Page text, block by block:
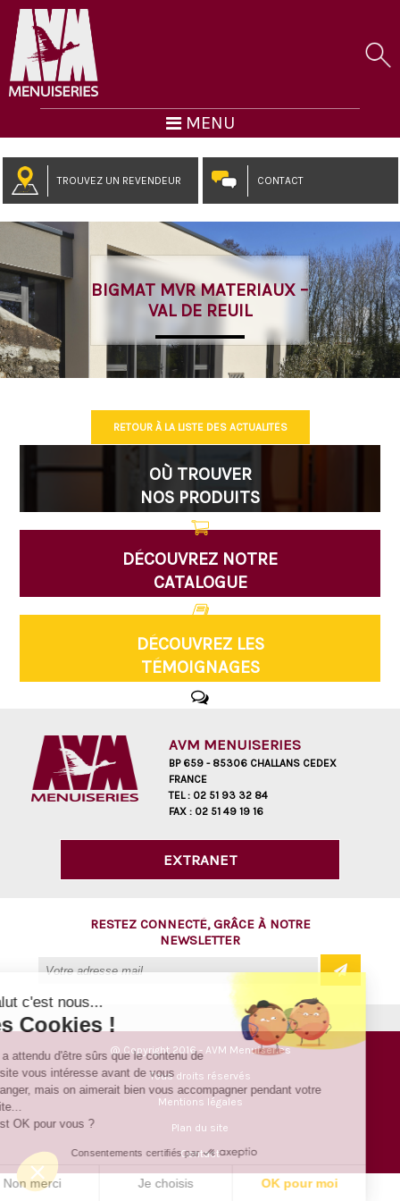
MENU
TROUVEZ UN REVENDEUR CONTACT
BIGMAT MVR MATERIAUX –
VAL DE REUIL
RETOUR À LA LISTE DES ACTUALITÉS
OÙ TROUVER
NOS PRODUITS
DÉCOUVREZ NOTRE
CATALOGUE
DÉCOUVREZ LES
TÉMOIGNAGES
AVM MENUISERIES
BP 659 - 85306 CHALLANS CEDEX
FRANCE
TEL : 02 51 93 32 84
FAX : 02 51 49 19 16
EXTRANET
RESTEZ CONNECTÉ, GRÂCE À NOTRE
NEWSLETTER
@ Copyright 2016 - AVM Menuiseries
Tous droits réservés
Mentions légales
Plan du site
Contact
Salut c'est nous...
les Cookies !
On a attendu d'être sûrs que le contenu de
ce site vous intéresse avant de vous
déranger, mais on aimerait bien vous accompagner pendant votre
visite...
C'est OK pour vous ?
Consentements certifiés par
Non merci Je choisis OK pour moi